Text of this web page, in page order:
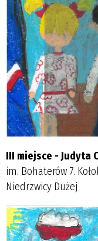
III miejsce - Judyta
im. Bohaterów 7.
Niedrzwicy Dużej